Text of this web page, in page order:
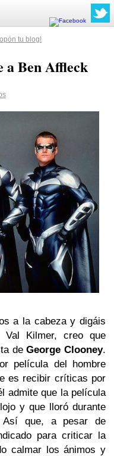
tu blog!
a Ben Affleck
a la cabeza y digáis
Kilmer, creo que
deGeorge Clooney.
película del hombre
es recibir críticas por
admite que la película
y que lloró durante
Así que, a pesar de
para criticar la
calmar los ánimos y